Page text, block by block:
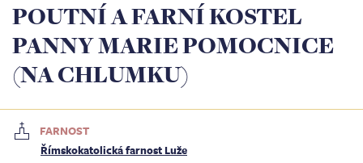
POUTNÍ A FARNÍ KOSTEL
PANNY MARIE POMOCNICE
(NA CHLUMKU)
FARNOST
Římskokatolická farnost Luže